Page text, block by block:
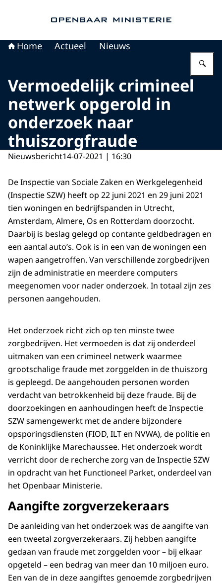
Home Actueel Nieuws
Vermoedelijk crimineel
netwerk opgerold in
onderzoek naar
thuiszorgfraude
Nieuwsbericht14-07-2021 | 16:30
De Inspectie van Sociale Zaken en Werkgelegenheid
(Inspectie SZW) heeft op 22 juni 2021 en 29 juni 2021
tien woningen en bedrijfspanden in Utrecht,
Amsterdam, Almere, Os en Rotterdam doorzocht.
Daarbij is beslag gelegd op contante geldbedragen en
een aantal auto’s. Ook is in een van de woningen een
wapen aangetroffen. Van verschillende zorgbedrijven
zijn de administratie en meerdere computers
meegenomen voor nader onderzoek. In totaal zijn zes
personen aangehouden.
Het onderzoek richt zich op ten minste twee
zorgbedrijven. Het vermoeden is dat zij onderdeel
uitmaken van een crimineel netwerk waarmee
grootschalige fraude met zorggelden in de thuiszorg
is gepleegd. De aangehouden personen worden
verdacht van betrokkenheid bij deze fraude. Bij de
doorzoekingen en aanhoudingen heeft de Inspectie
SZW samengewerkt met de andere bijzondere
opsporingsdiensten (FIOD, ILT en NVWA), de politie en
de Koninklijke Marechaussee. Het onderzoek wordt
verricht door de recherche zorg van de Inspectie SZW
in opdracht van het Functioneel Parket, onderdeel van
het Openbaar Ministerie.
Aangifte zorgverzekeraars
De aanleiding van het onderzoek was de aangifte van
een tweetal zorgverzekeraars. Zij hebben aangifte
gedaan van fraude met zorggelden voor – bij elkaar
opgeteld – een bedrag van meer dan 10 miljoen euro.
Een van de in deze aangiftes genoemde zorgbedrijven